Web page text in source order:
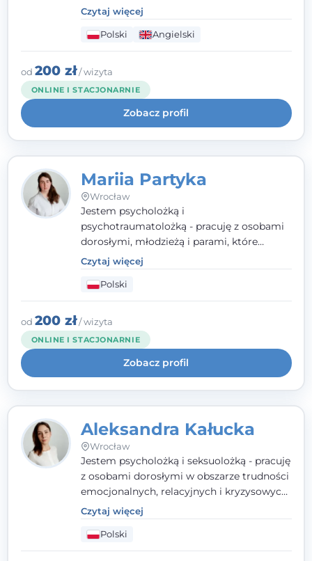
parami. Specjalizuję się w obszarze zdrowia
seksualnego, żałoby, kryzysów życiowych i
wypalenia zawodowego. Pracuję w języku
polskim i angielskim, w podejściu
humanistycznym, opartym na
partnerstwie i podmiotowości klienta.
Czytaj więcej
Polski Angielski
od 200 zł/ wizyta
ONLINE I STACJONARNIE
Zobacz profil
Mariia Partyka
Wrocław
Jestem psycholożką i
psychotraumatolożką - pracuję z osobami
dorosłymi, młodzieżą i parami, które
doświadczają kryzysów psychicznych,
traumy, stanów lękowych i trudności
relacyjnych. W pracy kieruję się
uważnością, empatią i głębokim
szacunkiem dla indywidualnej historii
każdego człowieka. Jestem w trakcie
czteroletniej szkoły psychoterapii
poznawczo-behawioralnej
rekomendowanej przez PTTPB.
Czytaj więcej
Polski
od 200 zł/ wizyta
ONLINE I STACJONARNIE
Zobacz profil
Aleksandra Kałucka
Wrocław
Jestem psycholożką i seksuolożką - pracuję
z osobami dorosłymi w obszarze trudności
emocjonalnych, relacyjnych i kryzysowych,
w tym z osobami po doświadczeniach
przemocy. Ukończyłam psychologię
kliniczną oraz studia podyplomowe z
interwencji kryzysowej i seksuologii
Czytaj więcej
Polski